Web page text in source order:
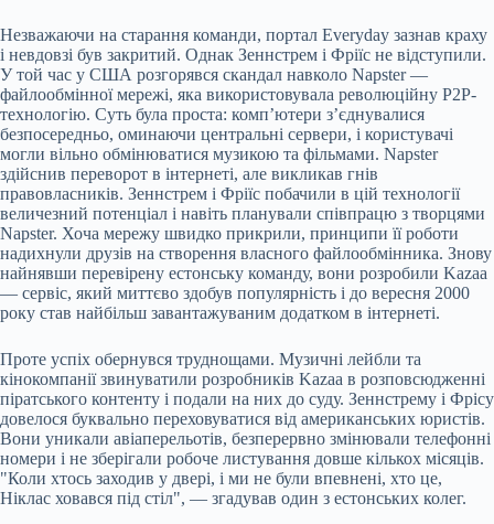
Незважаючи на старання команди, портал Everyday зазнав краху
і невдовзі був закритий. Однак Зеннстрем і Фріїс не відступили.
У той час у США розгорявся скандал навколо Napster —
файлообмінної мережі, яка використовувала революційну P2P-
технологію. Суть була проста: комп’ютери з’єднувалися
безпосередньо, оминаючи центральні сервери, і користувачі
могли вільно обмінюватися музикою та фільмами. Napster
здійснив переворот в інтернеті, але викликав гнів
правовласників. Зеннстрем і Фріїс побачили в цій технології
величезний потенціал і навіть планували співпрацю з творцями
Napster. Хоча мережу швидко прикрили, принципи її роботи
надихнули друзів на створення власного файлообмінника. Знову
найнявши перевірену естонську команду, вони розробили Kazaa
— сервіс, який миттєво здобув популярність і до вересня 2000
року став найбільш завантажуваним додатком в інтернеті.
Проте успіх обернувся труднощами. Музичні лейбли та
кінокомпанії звинуватили розробників Kazaa в розповсюдженні
піратського контенту і подали на них до суду. Зеннстрему і Фрісу
довелося буквально переховуватися від американських юристів.
Вони уникали авіаперельотів, безперервно змінювали телефонні
номери і не зберігали робоче листування довше кількох місяців.
"Коли хтось заходив у двері, і ми не були впевнені, хто це,
Ніклас ховався під стіл", — згадував один з естонських колег.